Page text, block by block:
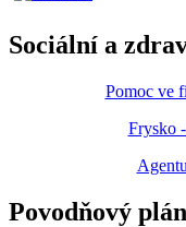
Sociální a
Pomoc ve
Frysko
Povodňový